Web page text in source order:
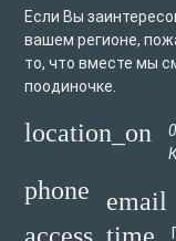
Если Вы
вашем регионе,
то, что вместе мы
поодиночке.
location_on
phone email